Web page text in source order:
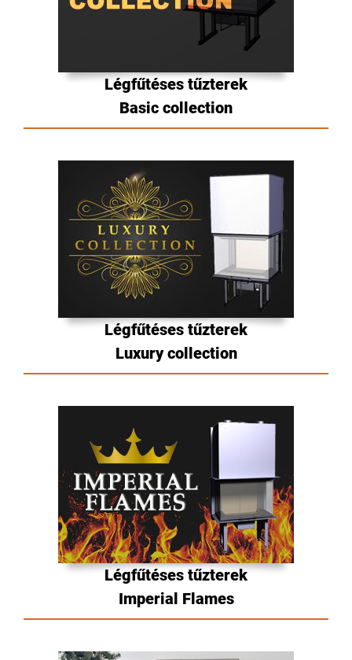
Légfűtéses tűzterek
Basic collection
Légfűtéses tűzterek
Luxury collection
Légfűtéses tűzterek
Imperial Flames